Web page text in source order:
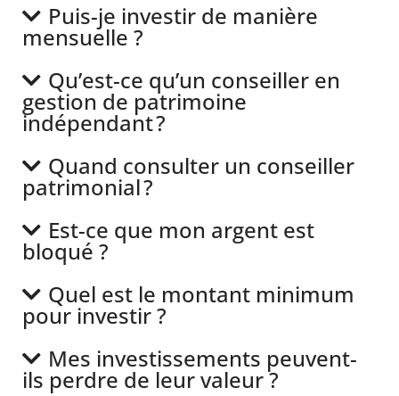
Puis-je investir de manière
mensuelle ?
Qu’est-ce qu’un conseiller en
gestion de patrimoine
indépendant ?
Quand consulter un conseiller
patrimonial ?
Est-ce que mon argent est
bloqué ?
Quel est le montant minimum
pour investir ?
Mes investissements peuvent-
ils perdre de leur valeur ?